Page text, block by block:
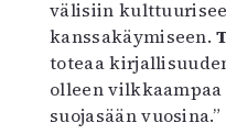
välisiin
kanssakäymiseen.
toteaa
olleen
suojasään vuosina.”